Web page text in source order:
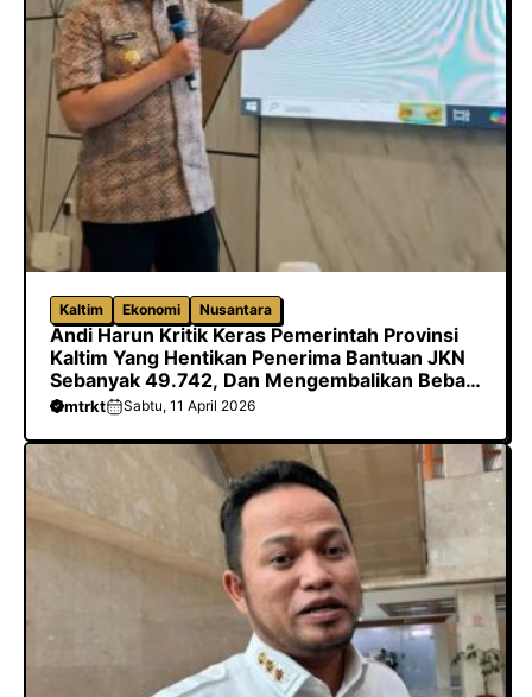
Kaltim Ekonomi Nusantara
Andi Harun Kritik Keras Pemerintah Provinsi
Kaltim Yang Hentikan Penerima Bantuan JKN
Sebanyak 49.742, Dan Mengembalikan Beban
Biaya Ke Kabupaten/Kota
mtrkt Sabtu, 11 April 2026